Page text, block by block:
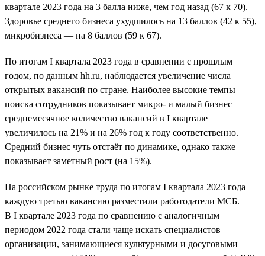
квартале 2023 года на 3 балла ниже, чем год назад (67 к 70).
Здоровье среднего бизнеса ухудшилось на 13 баллов (42 к 55),
микробизнеса — на 8 баллов (59 к 67).
По итогам I квартала 2023 года в сравнении с прошлым
годом, по данным hh.ru, наблюдается увеличение числа
открытых вакансий по стране. Наиболее высокие темпы
поиска сотрудников показывает микро- и малый бизнес —
среднемесячное количество вакансий в I квартале
увеличилось на 21% и на 26% год к году соответственно.
Средний бизнес чуть отстаёт по динамике, однако также
показывает заметный рост (на 15%).
На российском рынке труда по итогам I квартала 2023 года
каждую третью вакансию разместили работодатели МСБ.
В I квартале 2023 года по сравнению с аналогичным
периодом 2022 года стали чаще искать специалистов
организации, занимающиеся культурными и досуговыми